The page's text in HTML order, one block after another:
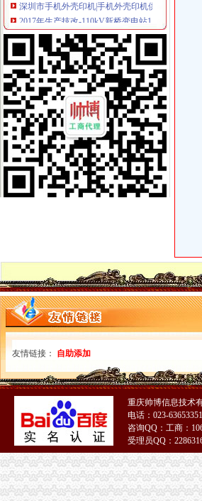
2017年生产技改-110kV新桥变电站110kV1号主变
童家桥办执照
青岛到宜城货运专线直达物流公司'-北京市汽车运
【多图】《**》满五唯一,*楼层,*,价比高！,管弄
重庆货运司机：厂区直招货运司机包吃住[代招]-
重庆厂房出租-重庆厂房网-重庆招商网
【萍乡二手宗申转让/交易市场】-萍乡赶集网
双碑办执照
万事通_新浪新闻
夏俊峰案二审辩护词_天朝司法是抑扬善还是其
绵“野”培训象多“名师”授课是谎言（图）_大成网_
让我们划起双桨“艇”入嘉陵江-重庆社区
重庆沙坪坝门户网
看脸的时代却丑在证件照上看别人家的摄影师
重庆公司注册工商注册营业执照代办代理记帐重
上海五室中等装修酒店公寓|上海五室中等装修
青木关办执照
wyk/MailingLists
第03章_大薮春彦《叛逆者》
钟表馆幽灵-和谐惊悚剧-大众点评社区
街道办书记效能建设先进事迹.doc_淘豆网
[关联交易]佛塑科技：非公开发行股份购买资产
井口办执照
关于发动和支持群众办小煤矿若干问题的规定
联合建筑、生活污水处理站、提升机房、井口房
河北省煤炭行业关闭非法和布局不合理煤矿工作
北京端掉6家“黑水厂”部分桶装水流入社区-搜狐
中共汉中市委汉中市人民关于省委第三环境保护
歌乐山办执照
提供信市个人（^o^）信市民间（^o^）信市无押
友情链接： 自助添加
重庆帅博信息技术
电话：023-
咨询QQ：工商：
受理员QQ：
51La